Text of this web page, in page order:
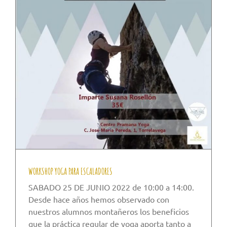
WORKSHOP YOGA PARA ESCALADORES
SABADO 25 DE JUNIO 2022 de 10:00 a 14:00.
Desde hace años hemos observado con
nuestros alumnos montañeros los beneficios
que la práctica regular de yoga aporta tanto a